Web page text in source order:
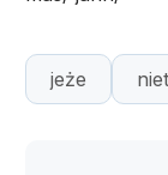
jeże